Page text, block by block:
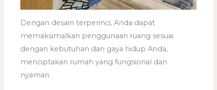
Dengan desain terperinci, Anda dapat
memaksimalkan penggunaan ruang sesuai
dengan kebutuhan dan gaya hidup Anda,
menciptakan rumah yang fungsional dan
nyaman.